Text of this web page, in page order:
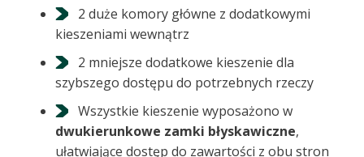
2 duże komory główne z dodatkowymi
kieszeniami wewnątrz
2 mniejsze dodatkowe kieszenie dla
szybszego dostępu do potrzebnych rzeczy
Wszystkie kieszenie wyposażono w
dwukierunkowe zamki błyskawiczne,
ułatwiające dostęp do zawartości z obu stron